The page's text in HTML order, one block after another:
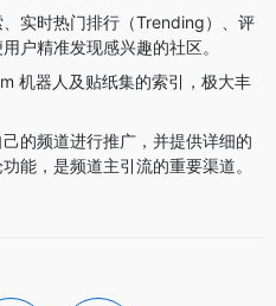
、实时热门排行（Trending）、评
户精准发现感兴趣的社区。
机器人及贴纸集的索引，极大丰
己的频道进行推广，并提供详细的
能，是频道主引流的重要渠道。